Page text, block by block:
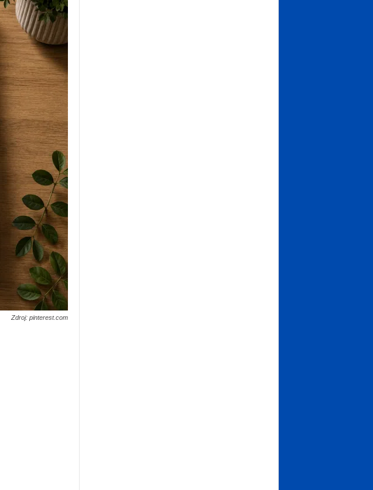
Zdroj: pinterest.com